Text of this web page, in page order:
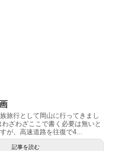
旅行として岡山に行ってきまし
ざわざここで書く必要は無いと
が、高速道路を往復で4...
記事を読む